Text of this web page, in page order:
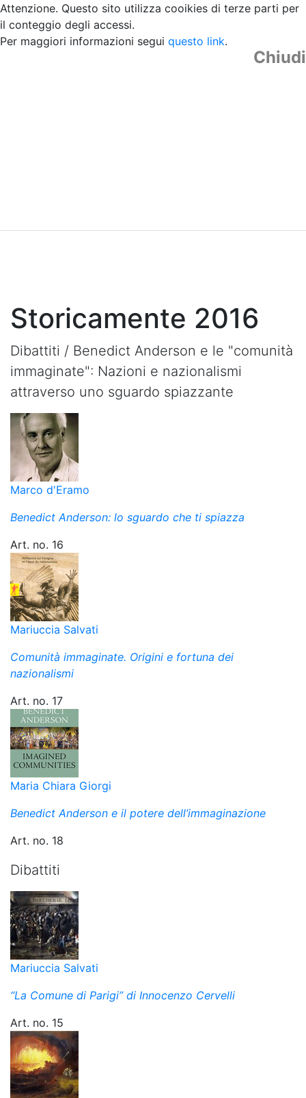
Attenzione. Questo sito utilizza cooikies di terze parti per
il conteggio degli accessi.
Per maggiori informazioni segui questo link.
Chiudi
Storicamente 2016
Dibattiti / Benedict Anderson e le "comunità
immaginate": Nazioni e nazionalismi
attraverso uno sguardo spiazzante
Marco d'Eramo
Benedict Anderson: lo sguardo che ti spiazza
Art. no. 16
Mariuccia Salvati
Comunità immaginate. Origini e fortuna dei
nazionalismi
Art. no. 17
Maria Chiara Giorgi
Benedict Anderson e il potere dell’immaginazione
Art. no. 18
Dibattiti
Mariuccia Salvati
“La Comune di Parigi” di Innocenzo Cervelli
Art. no. 15